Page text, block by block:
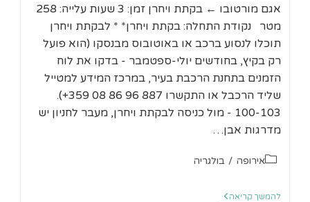
אגם מורטובו ← בקתת ויחרן זמן: 3 שעות עלייה: 258
מטר נקודת התחלה: בקתת ויחרן* * לבקתת ויחרן
תוכלו לנסוע ברכב או באוטובוס מבנסקו (הוא פועל
רק בקיץ, בחודשים יולי-ספטמבר - בדקו את לוח
הזמנים בתחנת הרכבת בעיר, במרכז המידע למטייל
שליד הרכבל או התקשרו 887 96 86 08 359+).
100-103 - מול כניסה לבקתת ויחרן, מעבר לחניון יש
מדרגות אבן…
קטגוריה:
אירופה / בולגריה
להמשך קריאה בנסקו